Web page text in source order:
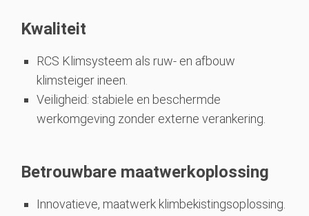
Kwaliteit
RCS Klimsysteem als ruw- en afbouw
klimsteiger ineen.
Veiligheid: stabiele en beschermde
werkomgeving zonder externe verankering.
Betrouwbare maatwerkoplossing
Innovatieve, maatwerk klimbekistingsoplossing.